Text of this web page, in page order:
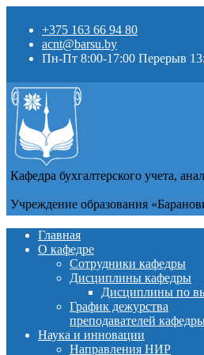
+375 163 66 94 80
acnt@barsu.by
Пн-Пт 8:00-17:00 Перерыв
Кафедра бухгалтерского учета,
Учреждение образования
Главная
О кафедре
Сотрудники кафедры
Дисциплины кафедры
Дисциплины по
График дежурства
преподавателей
Наука и инновации
Направления НИР